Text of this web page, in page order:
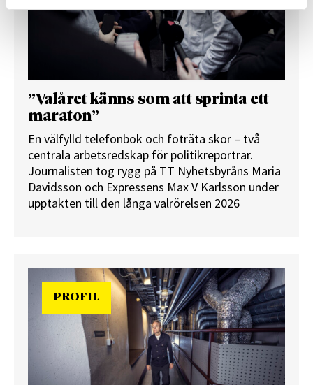
”Valåret känns som att sprinta ett
maraton”
En välfylld telefonbok och foträta skor – två
centrala arbetsredskap för politikreportrar.
Journalisten tog rygg på TT Nyhetsbyråns Maria
Davidsson och Expressens Max V Karlsson under
upptakten till den långa valrörelsen 2026
PROFIL